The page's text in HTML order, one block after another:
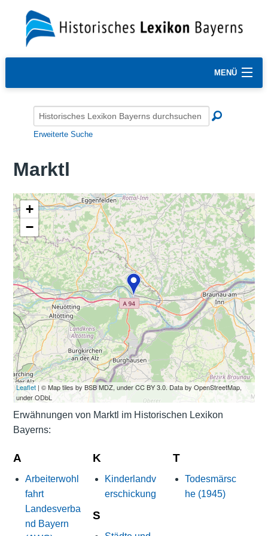
MENÜ
Erweiterte Suche
Marktl
+
−
Leaflet| © Map tiles by BSB MDZ, under CC BY 3.0. Data by OpenStreetMap,
under ODbL
Erwähnungen von Marktl im Historischen Lexikon
Bayerns:
A
Arbeiterwohl
fahrt
Landesverba
nd Bayern
K
Kinderlandv
erschickung
S
T
Todesmärsc
he (1945)